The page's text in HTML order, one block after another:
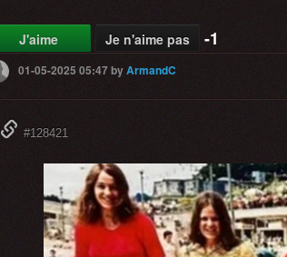
J'aime Je n'aime pas -1
01-05-2025 05:47byArmandC
#128421